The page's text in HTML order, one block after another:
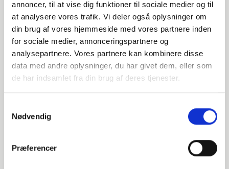
annoncer, til at vise dig funktioner til sociale medier og til
at analysere vores trafik. Vi deler også oplysninger om
din brug af vores hjemmeside med vores partnere inden
for sociale medier, annonceringspartnere og
analysepartnere. Vores partnere kan kombinere disse
data med andre oplysninger, du har givet dem, eller som
de har indsamlet fra din brug af deres tjenester.
Nødvendig
Præferencer
3,6
90
Stück verfügbar
014508114
P235GH-TC1 / 1.0345